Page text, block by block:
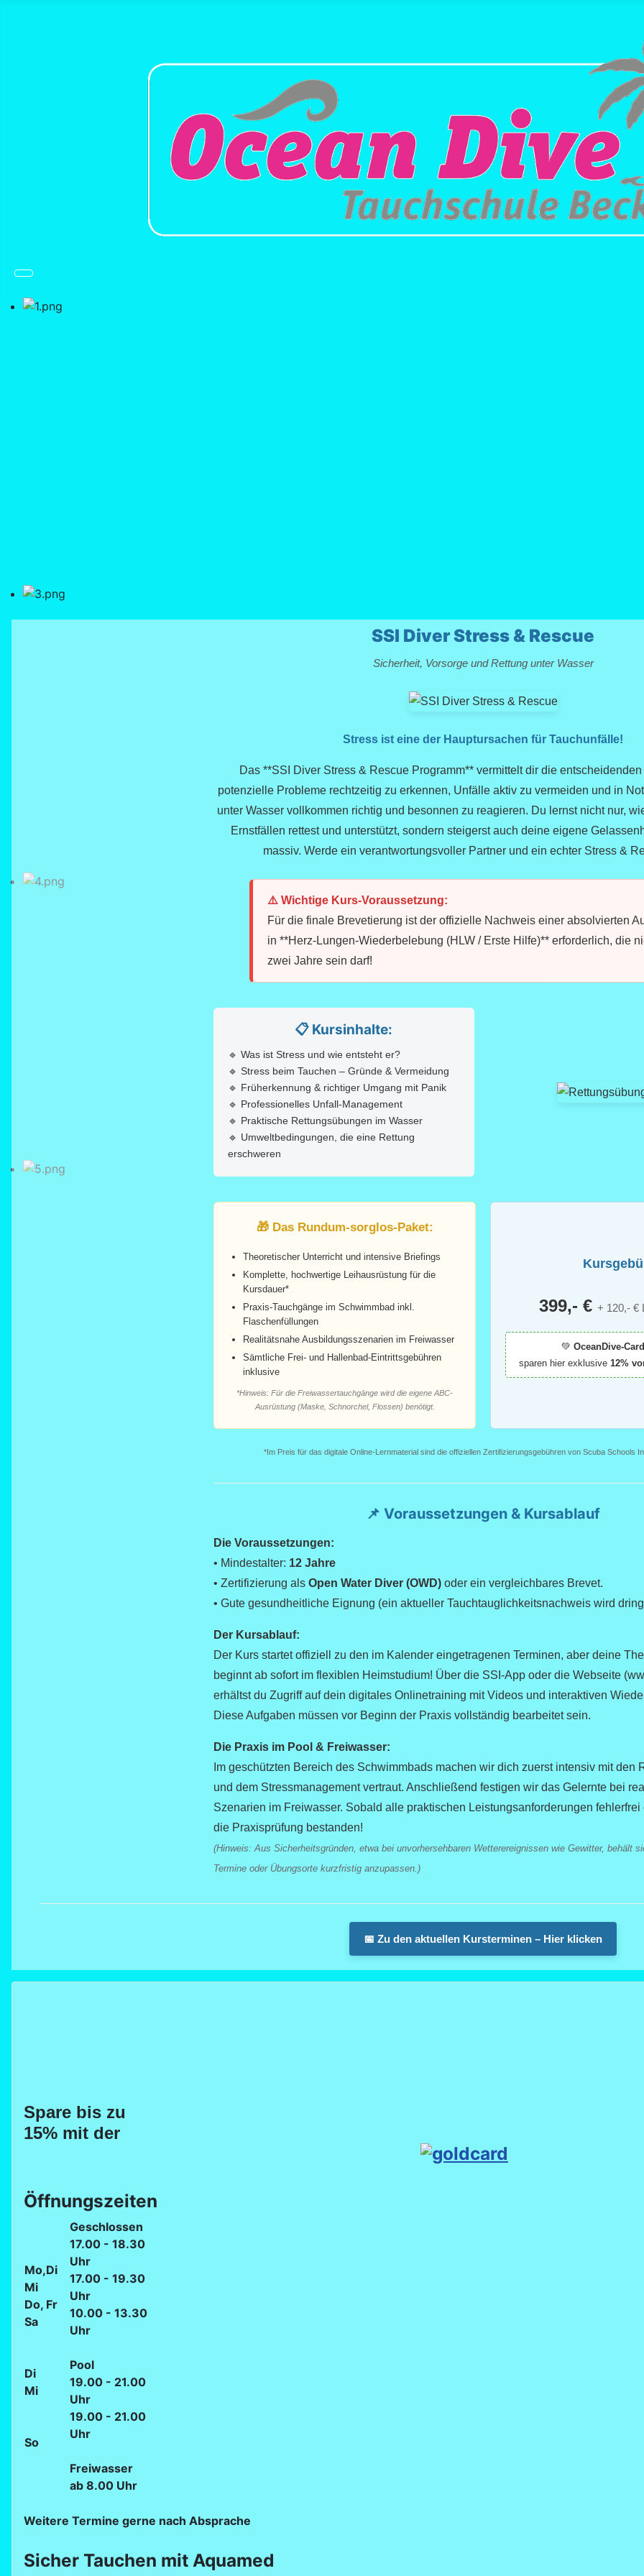
SSI Diver Stress & Rescue
Sicherheit, Vorsorge und Rettung unter Wasser
Stress ist eine der Hauptursachen für Tauchunfälle!
Das **SSI Diver Stress & Rescue Programm** vermittelt dir die
potenzielle Probleme rechtzeitig zu erkennen, Unfälle aktiv zu vermeiden und in
unter Wasser vollkommen richtig und besonnen zu reagieren. Du lernst nicht nur,
Ernstfällen rettest und unterstützt, sondern steigerst auch deine eigene
massiv. Werde ein verantwortungsvoller Partner und ein echter Stress &
⚠️ Wichtige Kurs-Voraussetzung:
Für die finale Brevetierung ist der offizielle Nachweis einer absolvierten
in **Herz-Lungen-Wiederbelebung (HLW / Erste Hilfe)** erforderlich, die
zwei Jahre sein darf!
📋 Kursinhalte:
🔹 Was ist Stress und wie entsteht er?
🔹 Stress beim Tauchen – Gründe & Vermeidung
🔹 Früherkennung & richtiger Umgang mit Panik
🔹 Professionelles Unfall-Management
🔹 Praktische Rettungsübungen im Wasser
🔹 Umweltbedingungen, die eine Rettung
erschweren
🎁 Das Rundum-sorglos-Paket:
Theoretischer Unterricht und intensive Briefings
Komplette, hochwertige Leihausrüstung für die
Kursdauer*
Praxis-Tauchgänge im Schwimmbad inkl.
Flaschenfüllungen
Realitätsnahe Ausbildungsszenarien im Freiwasser
Sämtliche Frei- und Hallenbad-Eintrittsgebühren
inklusive
*Hinweis: Für die Freiwassertauchgänge wird die eigene ABC-
Ausrüstung (Maske, Schnorchel, Flossen) benötigt.
399,- € + 120,- €
💚 OceanDive-
sparen hier exklusive 12%
*Im Preis für das digitale Online-Lernmaterial sind die offiziellen Zertifizierungsgebühren von Scuba Schools
📌 Voraussetzungen & Kursablauf
Die Voraussetzungen:
• Mindestalter: 12 Jahre
• Zertifizierung als Open Water Diver (OWD) oder ein vergleichbares Brevet.
• Gute gesundheitliche Eignung (ein aktueller Tauchtauglichkeitsnachweis wird
Der Kursablauf:
Der Kurs startet offiziell zu den im Kalender eingetragenen Terminen, aber deine
beginnt ab sofort im flexiblen Heimstudium! Über die SSI-App oder die Webseite
erhältst du Zugriff auf dein digitales Onlinetraining mit Videos und interaktiven
Diese Aufgaben müssen vor Beginn der Praxis vollständig bearbeitet sein.
Die Praxis im Pool & Freiwasser:
Im geschützten Bereich des Schwimmbads machen wir dich zuerst intensiv mit den
und dem Stressmanagement vertraut. Anschließend festigen wir das Gelernte bei
Szenarien im Freiwasser. Sobald alle praktischen Leistungsanforderungen fehlerfrei
die Praxisprüfung bestanden!
(Hinweis: Aus Sicherheitsgründen, etwa bei unvorhersehbaren Wetterereignissen wie Gewitter, behält
Termine oder Übungsorte kurzfristig anzupassen.)
📅 Zu den aktuellen Kursterminen – Hier klicken
Spare bis zu
15% mit der
Öffnungszeiten
Mo,Di
Mi
Do, Fr
Sa
Di
Mi
So
Geschlossen
17.00 - 18.30
Uhr
17.00 - 19.30
Uhr
10.00 - 13.30
Uhr
Pool
19.00 - 21.00
Uhr
19.00 - 21.00
Uhr
Freiwasser
ab 8.00 Uhr
Weitere Termine gerne nach Absprache
Sicher Tauchen mit Aquamed